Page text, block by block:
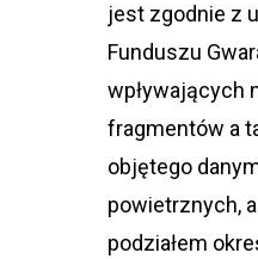
jest zgodnie z
Funduszu
wpływających
fragmentów a
objętego
powietrznych,
podziałem